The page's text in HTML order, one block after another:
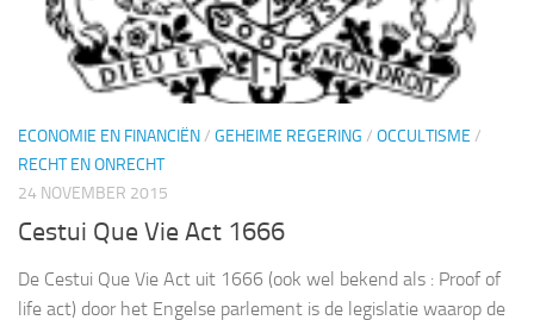
ECONOMIE EN FINANCIËN/ GEHEIME REGERING / OCCULTISME /
RECHT EN ONRECHT
24 NOVEMBER 2015
Cestui Que Vie Act 1666
De Cestui Que Vie Act uit 1666 (ook wel bekend als : Proof of
life act) door het Engelse parlement is de legislatie waarop de